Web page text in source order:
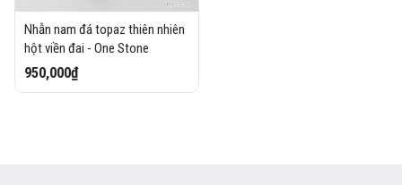
Nhẫn nam đá topaz thiên nhiên
hột viền đai - One Stone
950,000₫